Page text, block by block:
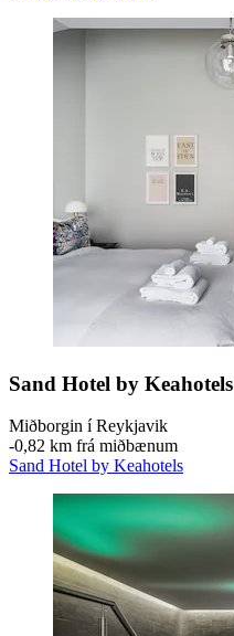
Sand Hotel by Keahotels
Miðborgin í Reykjavik
‐0,82 km frá miðbænum
Sand Hotel by Keahotels